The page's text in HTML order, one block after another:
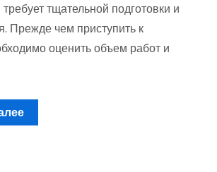
тщательной подготовки и
Прежде чем приступить к
оценить объем работ и